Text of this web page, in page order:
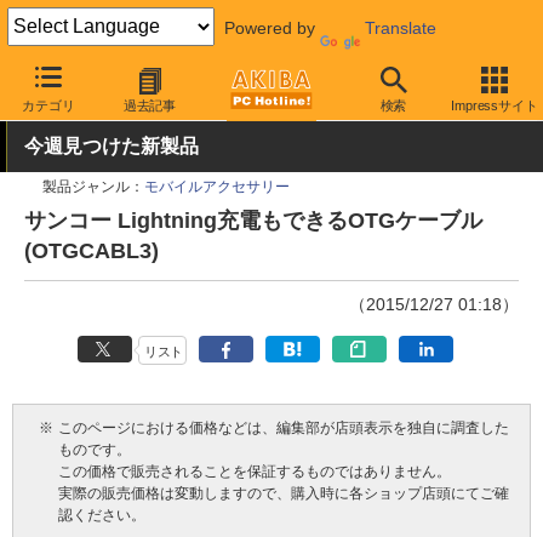
Powered by Translate
カテゴリ 過去記事 検索 Impressサイト
AKIBA PC Hotline! PC周辺機器 ケーブル microUSBケーブル
今週見つけた新製品
製品ジャンル： モバイルアクセサリー
サンコー Lightning充電もできるOTGケーブル
(OTGCABL3)
（2015/12/27 01:18）
リスト
※ このページにおける価格などは、編集部が店頭表示を独自に調査した
ものです。
この価格で販売されることを保証するものではありません。
実際の販売価格は変動しますので、購入時に各ショップ店頭にてご確
認ください。